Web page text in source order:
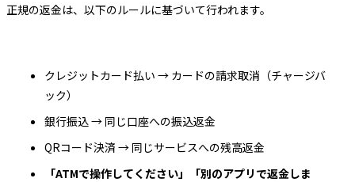
正規の返金は、以下のルールに基づいて行われます。
クレジットカード払い → カードの請求取消（チャージバ
ック）
銀行振込 → 同じ口座への振込返金
QRコード決済 → 同じサービスへの残高返金
「ATMで操作してください」「別のアプリで返金しま